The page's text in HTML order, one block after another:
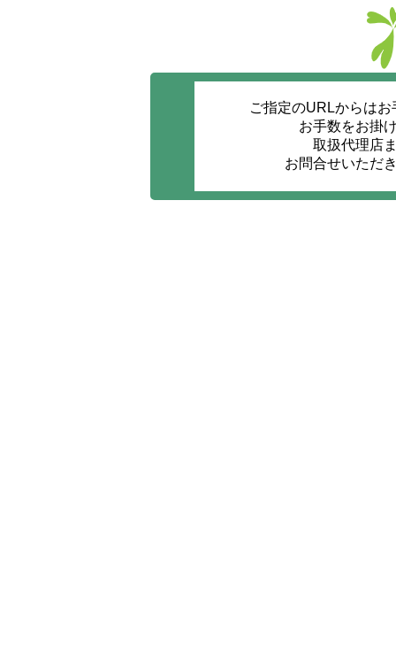
ご指定のURLからは
お手数をお掛
取扱代理店
お問合せいただ